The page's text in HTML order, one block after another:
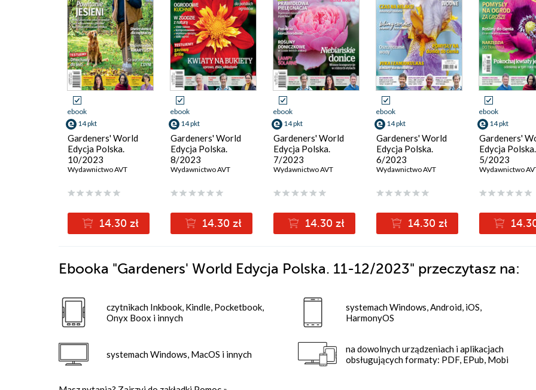
ebook
14 pkt
Gardeners' World
Edycja Polska.
10/2023
Wydawnictwo AVT
14.30 zł
ebook
14 pkt
Gardeners' World
Edycja Polska.
8/2023
Wydawnictwo AVT
14.30 zł
ebook
14 pkt
Gardeners' World
Edycja Polska.
7/2023
Wydawnictwo AVT
14.30 zł
ebook
14 pkt
Gardeners' World
Edycja Polska.
6/2023
Wydawnictwo AVT
14.30 zł
ebook
14 pkt
Gardeners'
Edycja Polska.
5/2023
Wydawnictwo
Ebooka "Gardeners' World Edycja Polska. 11-12/2023" przeczytasz na:
czytnikach Inkbook, Kindle, Pocketbook,
Onyx Boox i innych
systemach Windows, MacOS i innych
systemach Windows, Android, iOS,
HarmonyOS
na dowolnych urządzeniach i aplikacjach
obsługujących formaty: PDF, EPub, Mobi